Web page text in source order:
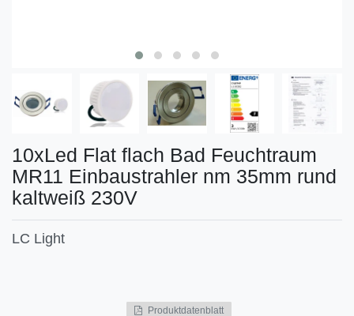
10xLed Flat flach Bad Feuchtraum
MR11 Einbaustrahler nm 35mm rund
kaltweiß 230V
LC Light
Produktdatenblatt